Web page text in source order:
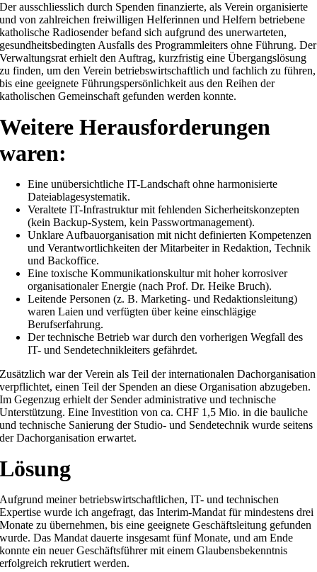
Der ausschliesslich durch Spenden finanzierte, als Verein organisierte
und von zahlreichen freiwilligen Helferinnen und Helfern betriebene
katholische Radiosender befand sich aufgrund des unerwarteten,
gesundheitsbedingten Ausfalls des Programmleiters ohne Führung. Der
Verwaltungsrat erhielt den Auftrag, kurzfristig eine Übergangslösung
zu finden, um den Verein betriebswirtschaftlich und fachlich zu führen,
bis eine geeignete Führungspersönlichkeit aus den Reihen der
katholischen Gemeinschaft gefunden werden konnte.
Weitere Herausforderungen
waren:
Eine unübersichtliche IT-Landschaft ohne harmonisierte
Dateiablagesystematik.
Veraltete IT-Infrastruktur mit fehlenden Sicherheitskonzepten
(kein Backup-System, kein Passwortmanagement).
Unklare Aufbauorganisation mit nicht definierten Kompetenzen
und Verantwortlichkeiten der Mitarbeiter in Redaktion, Technik
und Backoffice.
Eine toxische Kommunikationskultur mit hoher korrosiver
organisationaler Energie (nach Prof. Dr. Heike Bruch).
Leitende Personen (z. B. Marketing- und Redaktionsleitung)
waren Laien und verfügten über keine einschlägige
Berufserfahrung.
Der technische Betrieb war durch den vorherigen Wegfall des
IT- und Sendetechnikleiters gefährdet.
Zusätzlich war der Verein als Teil der internationalen Dachorganisation
verpflichtet, einen Teil der Spenden an diese Organisation abzugeben.
Im Gegenzug erhielt der Sender administrative und technische
Unterstützung. Eine Investition von ca. CHF 1,5 Mio. in die bauliche
und technische Sanierung der Studio- und Sendetechnik wurde seitens
der Dachorganisation erwartet.
Lösung
Aufgrund meiner betriebswirtschaftlichen, IT- und technischen
Expertise wurde ich angefragt, das Interim-Mandat für mindestens drei
Monate zu übernehmen, bis eine geeignete Geschäftsleitung gefunden
wurde. Das Mandat dauerte insgesamt fünf Monate, und am Ende
konnte ein neuer Geschäftsführer mit einem Glaubensbekenntnis
erfolgreich rekrutiert werden.